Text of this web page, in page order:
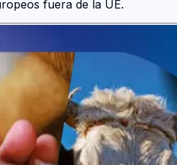
fuera de la UE.